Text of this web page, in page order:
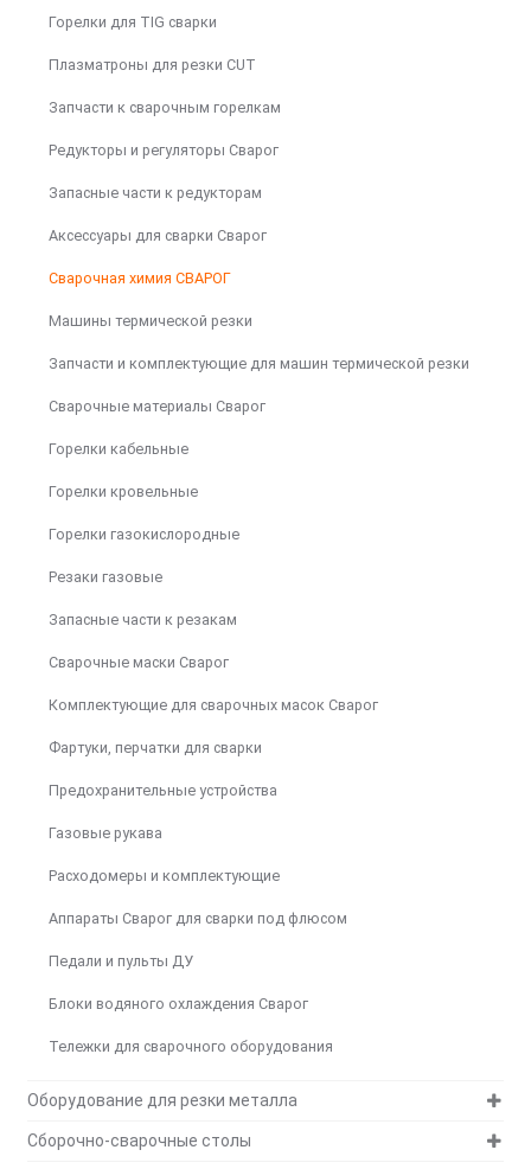
Горелки для TIG сварки
Плазматроны для резки CUT
Запчасти к сварочным горелкам
Редукторы и регуляторы Сварог
Запасные части к редукторам
Аксессуары для сварки Сварог
Сварочная химия СВАРОГ
Машины термической резки
Запчасти и комплектующие для машин термической резки
Сварочные материалы Сварог
Горелки кабельные
Горелки кровельные
Горелки газокислородные
Резаки газовые
Запасные части к резакам
Сварочные маски Сварог
Комплектующие для сварочных масок Сварог
Фартуки, перчатки для сварки
Предохранительные устройства
Газовые рукава
Расходомеры и комплектующие
Аппараты Сварог для сварки под флюсом
Педали и пульты ДУ
Блоки водяного охлаждения Сварог
Тележки для сварочного оборудования
Оборудование для резки металла
Сборочно-сварочные столы